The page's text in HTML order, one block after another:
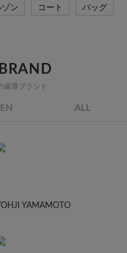
ゾン コート
バッグ
厳選ブランド
ALL
YAMAMOTO